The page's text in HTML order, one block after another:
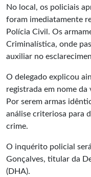
No local, os policiais
foram imediatamente
Polícia Civil. Os
Criminalística, onde
auxiliar no
O delegado explicou
registrada em nome
Por serem armas
análise criteriosa para
crime.
O inquérito policial
Gonçalves, titular da
(DHA).